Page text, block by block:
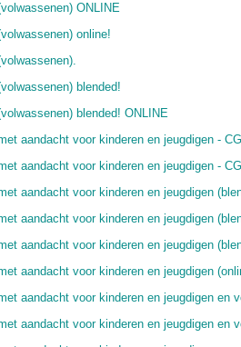
ONLINE
online!
blended!
blended! ONLINE
aandacht voor kinderen en jeugdigen -
aandacht voor kinderen en jeugdigen -
aandacht voor kinderen en jeugdigen
aandacht voor kinderen en jeugdigen
aandacht voor kinderen en jeugdigen
aandacht voor kinderen en jeugdigen
aandacht voor kinderen en jeugdigen en
aandacht voor kinderen en jeugdigen en